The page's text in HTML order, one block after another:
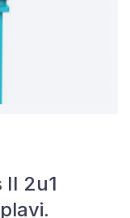
II 2u1